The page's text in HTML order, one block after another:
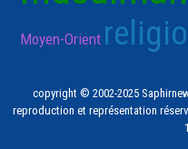
Moyen-Orient
copyright © 2002-2025
reproduction et représentation